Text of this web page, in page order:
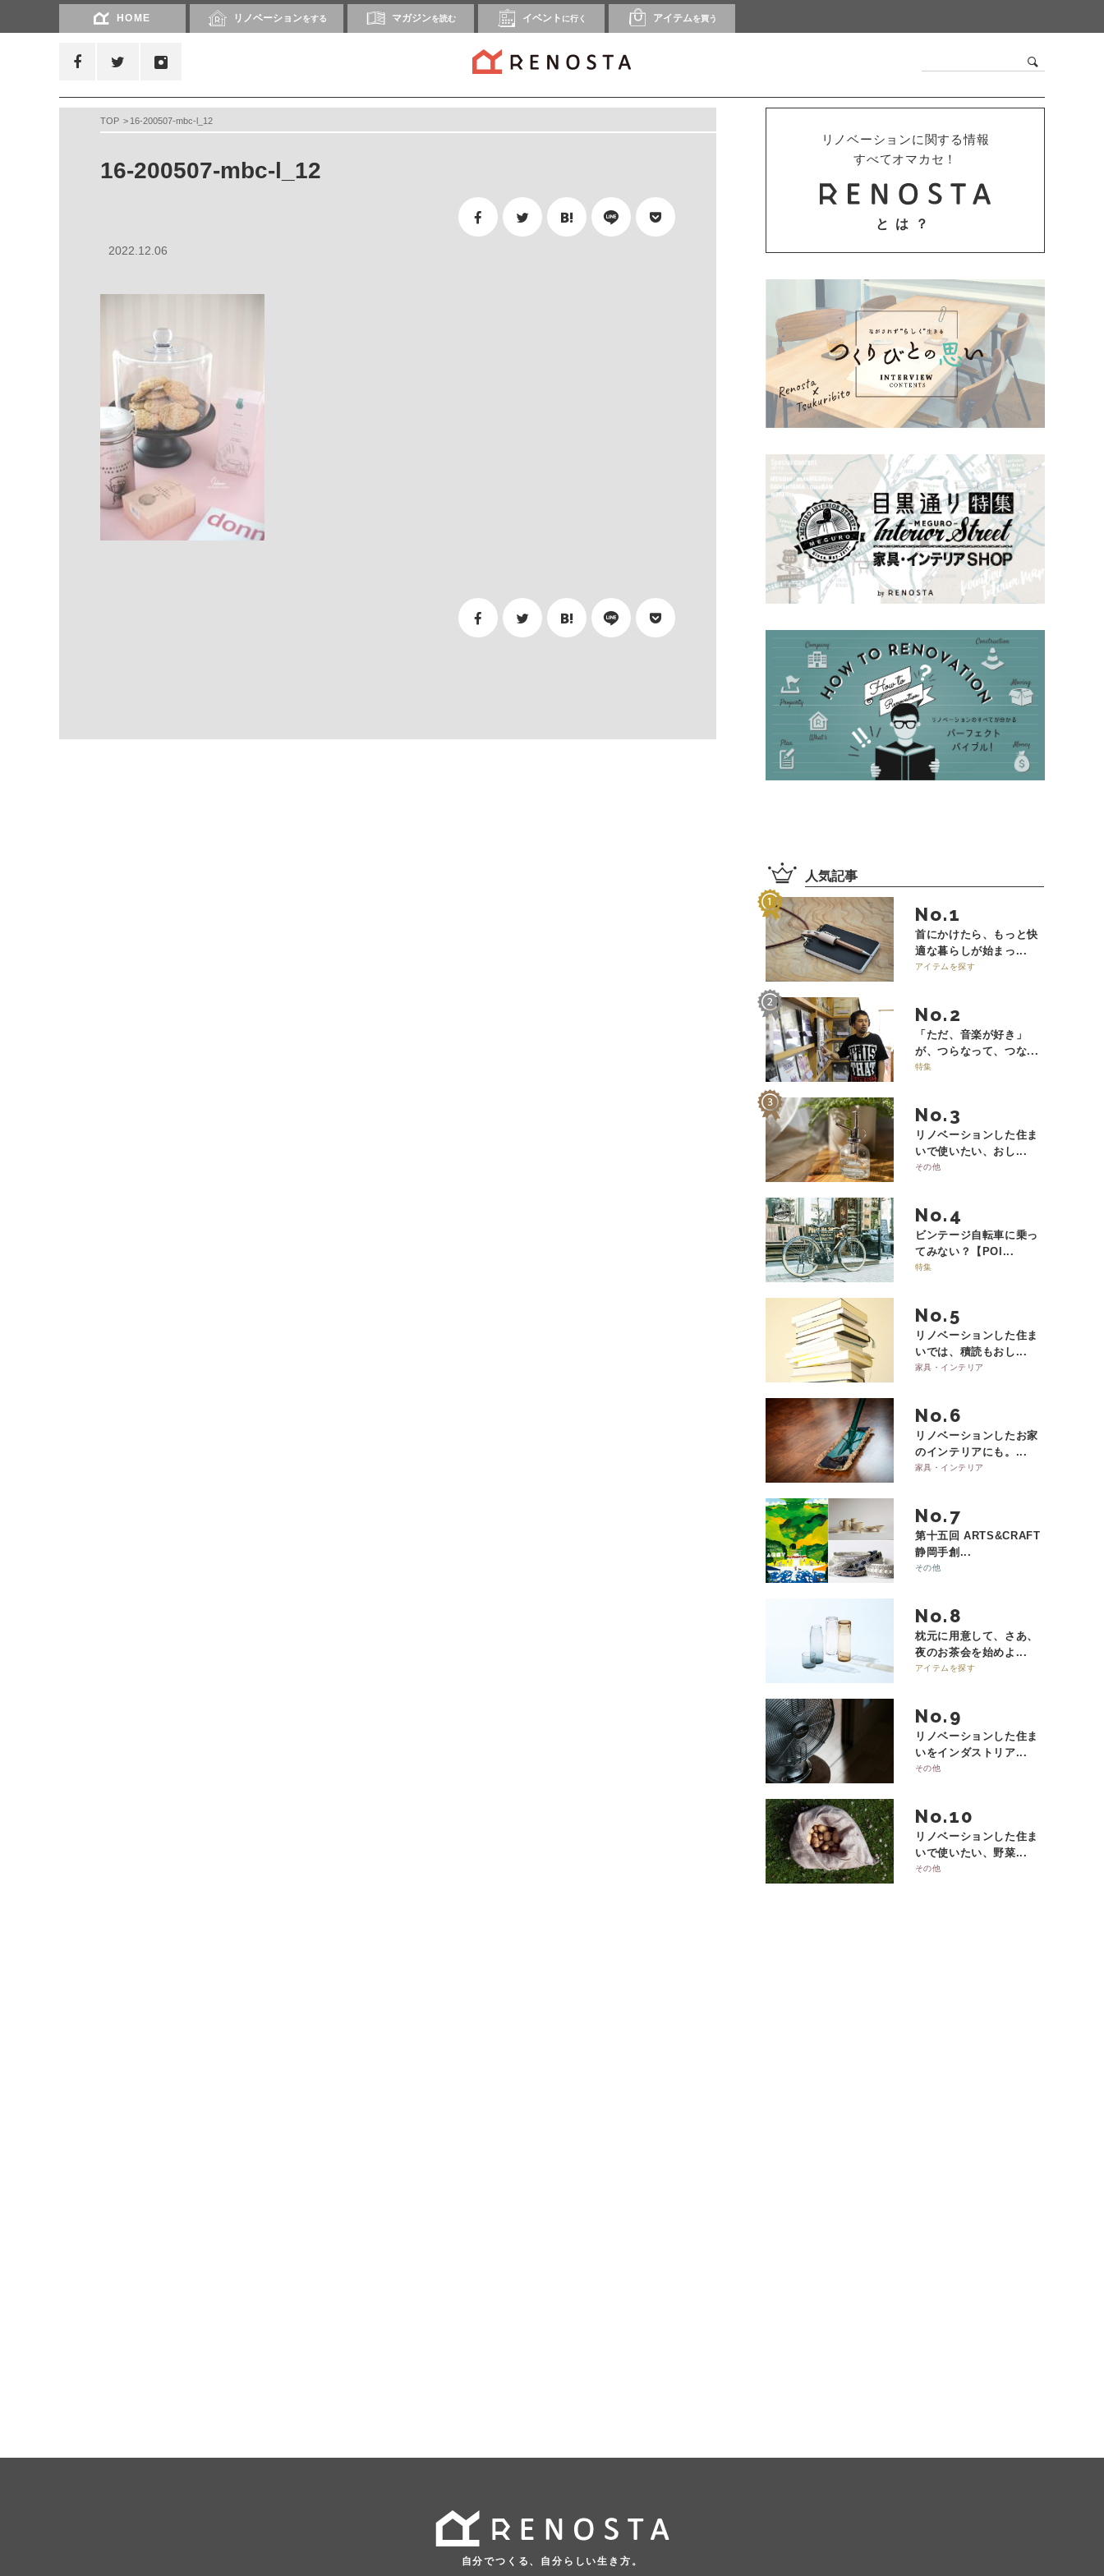
HOME リノベーションをする マガジンを読む イベント に行く アイテムを買う
TOP 16-200507-mbc-l_12
16-200507-mbc-l_12
2022.12.06
リノベーションに関する情報
すべてオマカセ！
とは？
人気記事
No.
首にかけたら、もっと快
適な暮らしが始まっ...
アイテムを探す
No.
「ただ、音楽が好き」
が、つらなって、つな...
特集
No.
リノベーションした住ま
いで使いたい、おし...
その他
No.
ビンテージ自転車に乗っ
てみない？【POI...
特集
No.
リノベーションした住ま
いでは、積読もおし...
家具・インテリア
No.
リノベーションしたお家
のインテリアにも。...
家具・インテリア
No.
第十五回 ARTS&CRAFT
静岡手創...
その他
No.
枕元に用意して、さあ、
夜のお茶会を始めよ...
アイテムを探す
No.
リノベーションした住ま
いをインダストリア...
その他
No.
リノベーションした住ま
いで使いたい、野菜...
その他
自分でつくる、自分らしい生き方。